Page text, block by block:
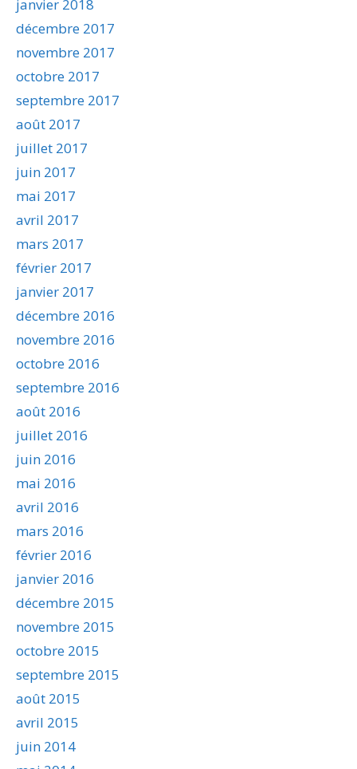
janvier 2018
décembre 2017
novembre 2017
octobre 2017
septembre 2017
août 2017
juillet 2017
juin 2017
mai 2017
avril 2017
mars 2017
février 2017
janvier 2017
décembre 2016
novembre 2016
octobre 2016
septembre 2016
août 2016
juillet 2016
juin 2016
mai 2016
avril 2016
mars 2016
février 2016
janvier 2016
décembre 2015
novembre 2015
octobre 2015
septembre 2015
août 2015
avril 2015
juin 2014